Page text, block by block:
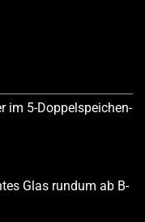
im 5-Doppelspeichen-
Glas rundum ab B-